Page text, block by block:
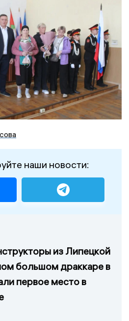
наши новости:
из Липецкой
большом драккаре в
первое место в